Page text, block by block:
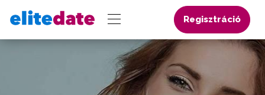
Regisztráció